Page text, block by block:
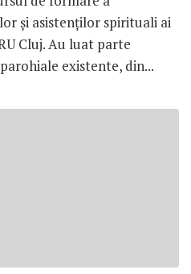
şi asistenţilor spirituali ai
Cluj. Au luat parte
existente, din...